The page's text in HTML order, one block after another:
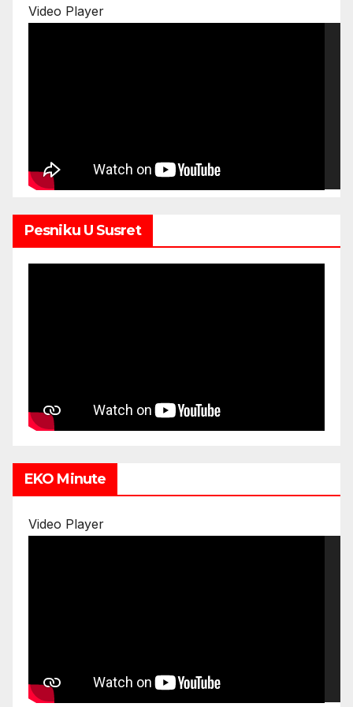
12:16
Video Player
00:00
Pesniku U Susret
EKO Minute
Video Player